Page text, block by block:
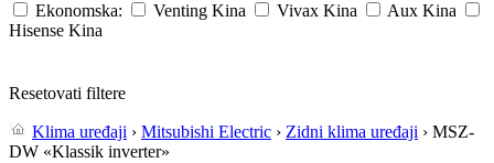
Ekonomska:
Venting Kina Vivax Kina Aux Kina
Hisense Kina
Resetovati filtere
Klima uređaji › Mitsubishi Electric › Zidni klima uređaji › MSZ-
DW «Klassik inverter»